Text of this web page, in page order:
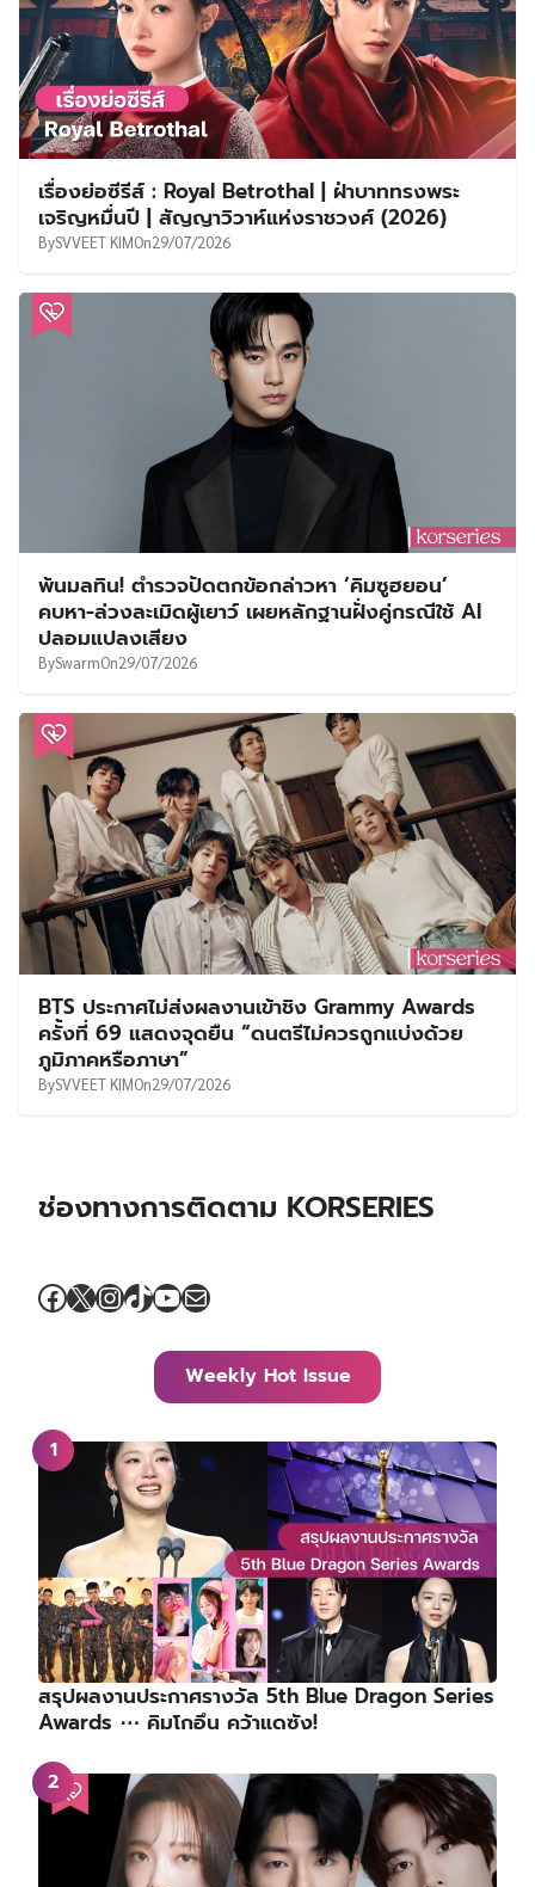
เรื่องย่อซีรีส์ : Royal Betrothal | ฝ่าบาททรงพระ
เจริญหมื่นปี | สัญญาวิวาห์แห่งราชวงศ์ (2026)
BySVVEET KIMOn29/07/2026
พ้นมลทิน! ตำรวจปัดตกข้อกล่าวหา ‘คิมซูฮยอน’
คบหา-ล่วงละเมิดผู้เยาว์ เผยหลักฐานฝั่งคู่กรณีใช้ AI
ปลอมแปลงเสียง
BySwarmOn29/07/2026
BTS ประกาศไม่ส่งผลงานเข้าชิง Grammy Awards
ครั้งที่ 69 แสดงจุดยืน “ดนตรีไม่ควรถูกแบ่งด้วย
ภูมิภาคหรือภาษา”
BySVVEET KIMOn29/07/2026
ช่องทางการติดตาม KORSERIES
Facebook
X Instagram
TikTok
YouTube
Mail
Weekly Hot Issue
สรุปผลงานประกาศรางวัล 5th Blue Dragon Series
Awards ⋯ คิมโกอึน คว้าแดซัง!